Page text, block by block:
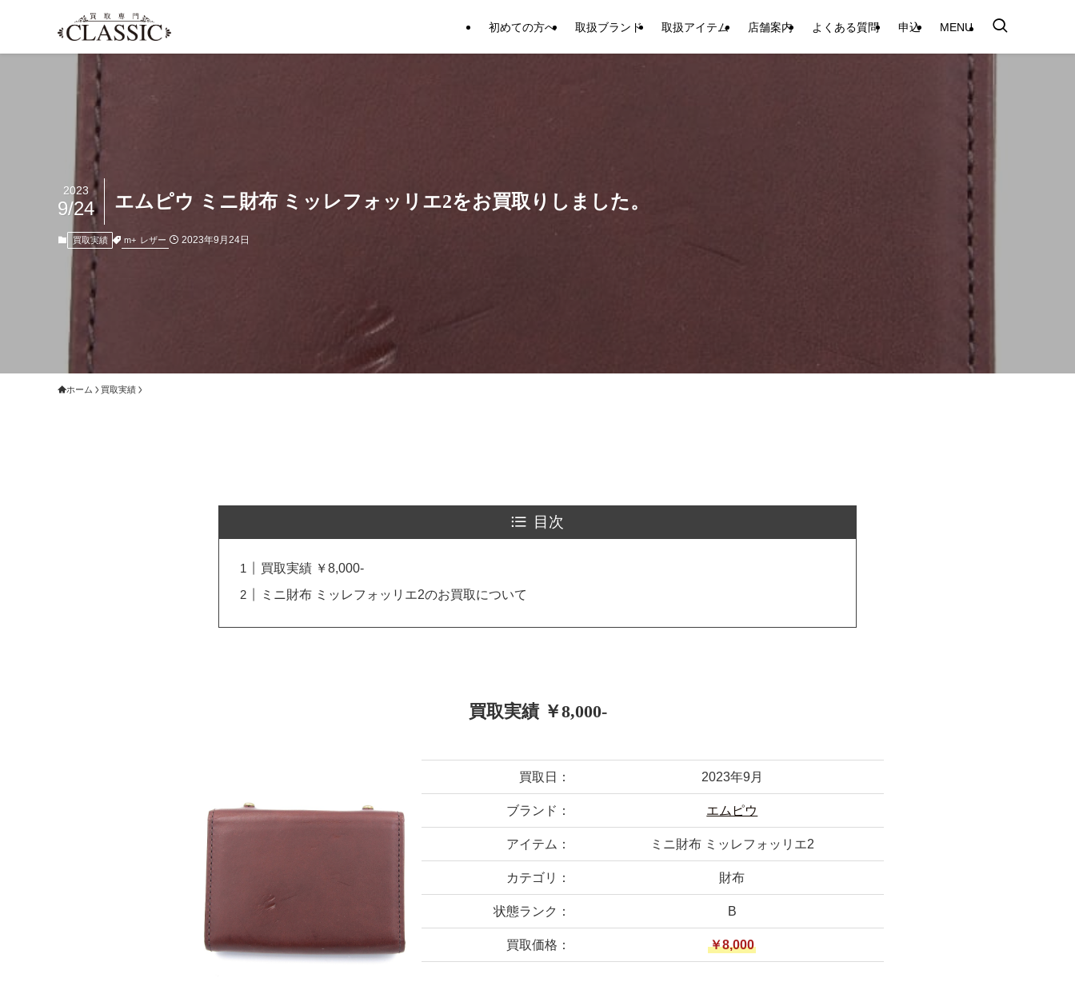
初めての方へ 取扱ブランド 取扱アイテム 店舗案内 よくある質問 申込 MENU
エムピウ ミニ財布 ミッレフォッリエ2をお買取りしました。
2023
9/24
買取実績 m+ レザー 2023年9月24日
ホーム 買取実績
目次
買取実績 ￥8,000-
ミニ財布 ミッレフォッリエ2のお買取について
買取実績 ￥8,000-
買取日： 2023年9月
ブランド： エムピウ
アイテム： ミニ財布 ミッレフォッリエ2
カテゴリ： 財布
状態ランク： B
買取価格： ￥8,000